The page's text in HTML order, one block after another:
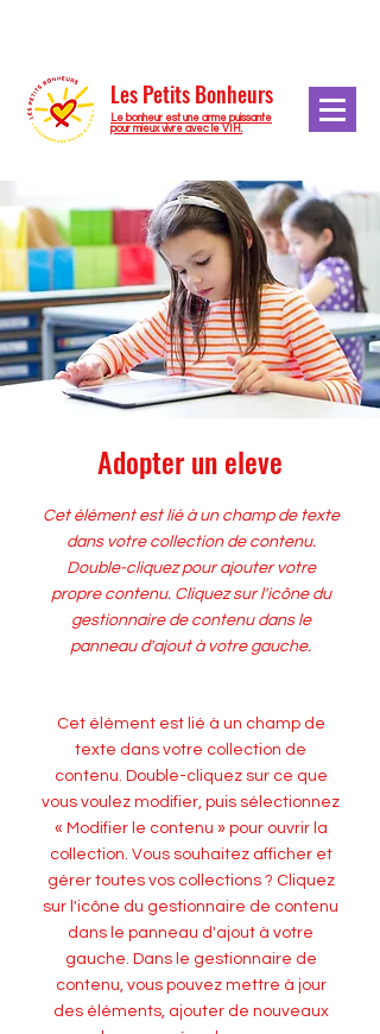
Les Petits Bonheurs
Le bonheur est une arme puissante
pour mieux vivre avec le VIH.
Adopter un eleve
Cet élément est lié à un champ de texte
dans votre collection de contenu.
Double-cliquez pour ajouter votre
propre contenu. Cliquez sur l'icône du
gestionnaire de contenu dans le
panneau d'ajout à votre gauche.
Cet élément est lié à un champ de
texte dans votre collection de
contenu. Double-cliquez sur ce que
vous voulez modifier, puis sélectionnez
« Modifier le contenu » pour ouvrir la
collection. Vous souhaitez afficher et
gérer toutes vos collections ? Cliquez
sur l'icône du gestionnaire de contenu
dans le panneau d'ajout à votre
gauche. Dans le gestionnaire de
contenu, vous pouvez mettre à jour
des éléments, ajouter de nouveaux